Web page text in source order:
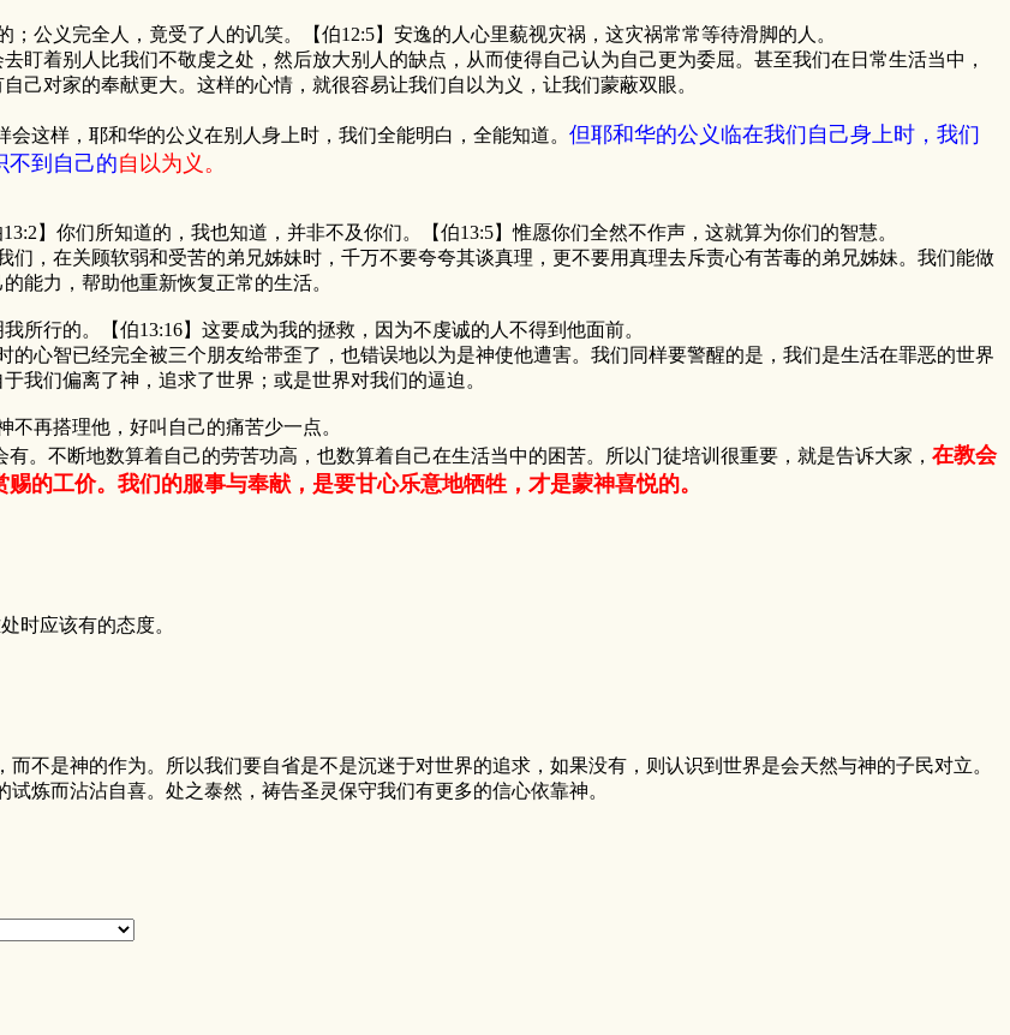
义完全人，竟受了人的讥笑。【伯12:5】安逸的人心里藐视灾祸，这灾祸常常等待滑脚的人。
着别人比我们不敬虔之处，然后放大别人的缺点，从而使得自己认为自己更为委屈。甚至我们在日常生活当中，
己对家的奉献更大。这样的心情，就很容易让我们自以为义，让我们蒙蔽双眼。
这样，耶和华的公义在别人身上时，我们全能明白，全能知道。 但耶和华的公义临在我们自己身上时，我们
不到自己的自以为义。
】你们所知道的，我也知道，并非不及你们。【伯13:5】惟愿你们全然不作声，这就算为你们的智慧。
，在关顾软弱和受苦的弟兄姊妹时，千万不要夸夸其谈真理，更不要用真理去斥责心有苦毒的弟兄姊妹。我们能做
能力，帮助他重新恢复正常的生活。
行的。【伯13:16】这要成为我的拯救，因为不虔诚的人不得到他面前。
心智已经完全被三个朋友给带歪了，也错误地以为是神使他遭害。我们同样要警醒的是，我们是生活在罪恶的世界
我们偏离了神，追求了世界；或是世界对我们的逼迫。
再搭理他，好叫自己的痛苦少一点。
。不断地数算着自己的劳苦功高，也数算着自己在生活当中的困苦。所以门徒培训很重要，就是告诉大家， 在教会
的工价。我们的服事与奉献，是要甘心乐意地牺牲，才是蒙神喜悦的。
时应该有的态度。
不是神的作为。所以我们要自省是不是沉迷于对世界的追求，如果没有，则认识到世界是会天然与神的子民对立。
炼而沾沾自喜。处之泰然，祷告圣灵保守我们有更多的信心依靠神。